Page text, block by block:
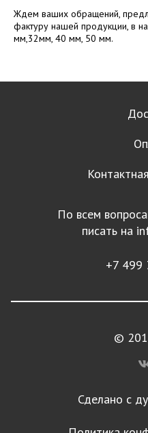
Ждем ваших обращений,
фактуру нашей продукции, в
мм,32мм, 40 мм, 50 мм.
По всем
писать на
+7 499
©
Сделано с